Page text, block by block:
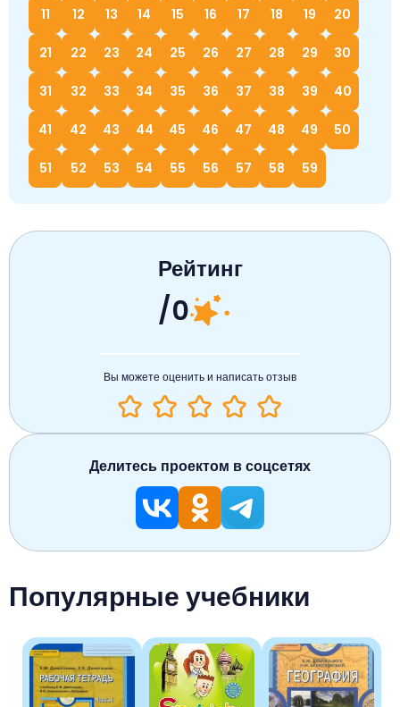
11 12 13 14 15 16 17 18 19 20
21 22 23 24 25 26 27 28 29 30
31 32 33 34 35 36 37 38 39 40
41 42 43 44 45 46 47 48 49 50
51 52 53 54 55 56 57 58 59
Популярные учебники
Рейтинг
/0
Вы можете оценить и написать отзыв
Делитесь проектом в соцсетях